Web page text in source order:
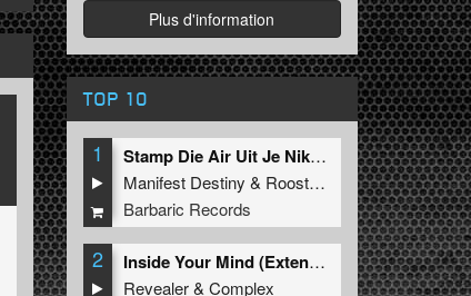
Plus d'information
TOP 10
1
Stamp Die Air Uit Je Nikeys (Extended Mix)
Manifest Destiny & Roosterz
Barbaric Records
2
Inside Your Mind (Extended Mix)
Revealer&Complex